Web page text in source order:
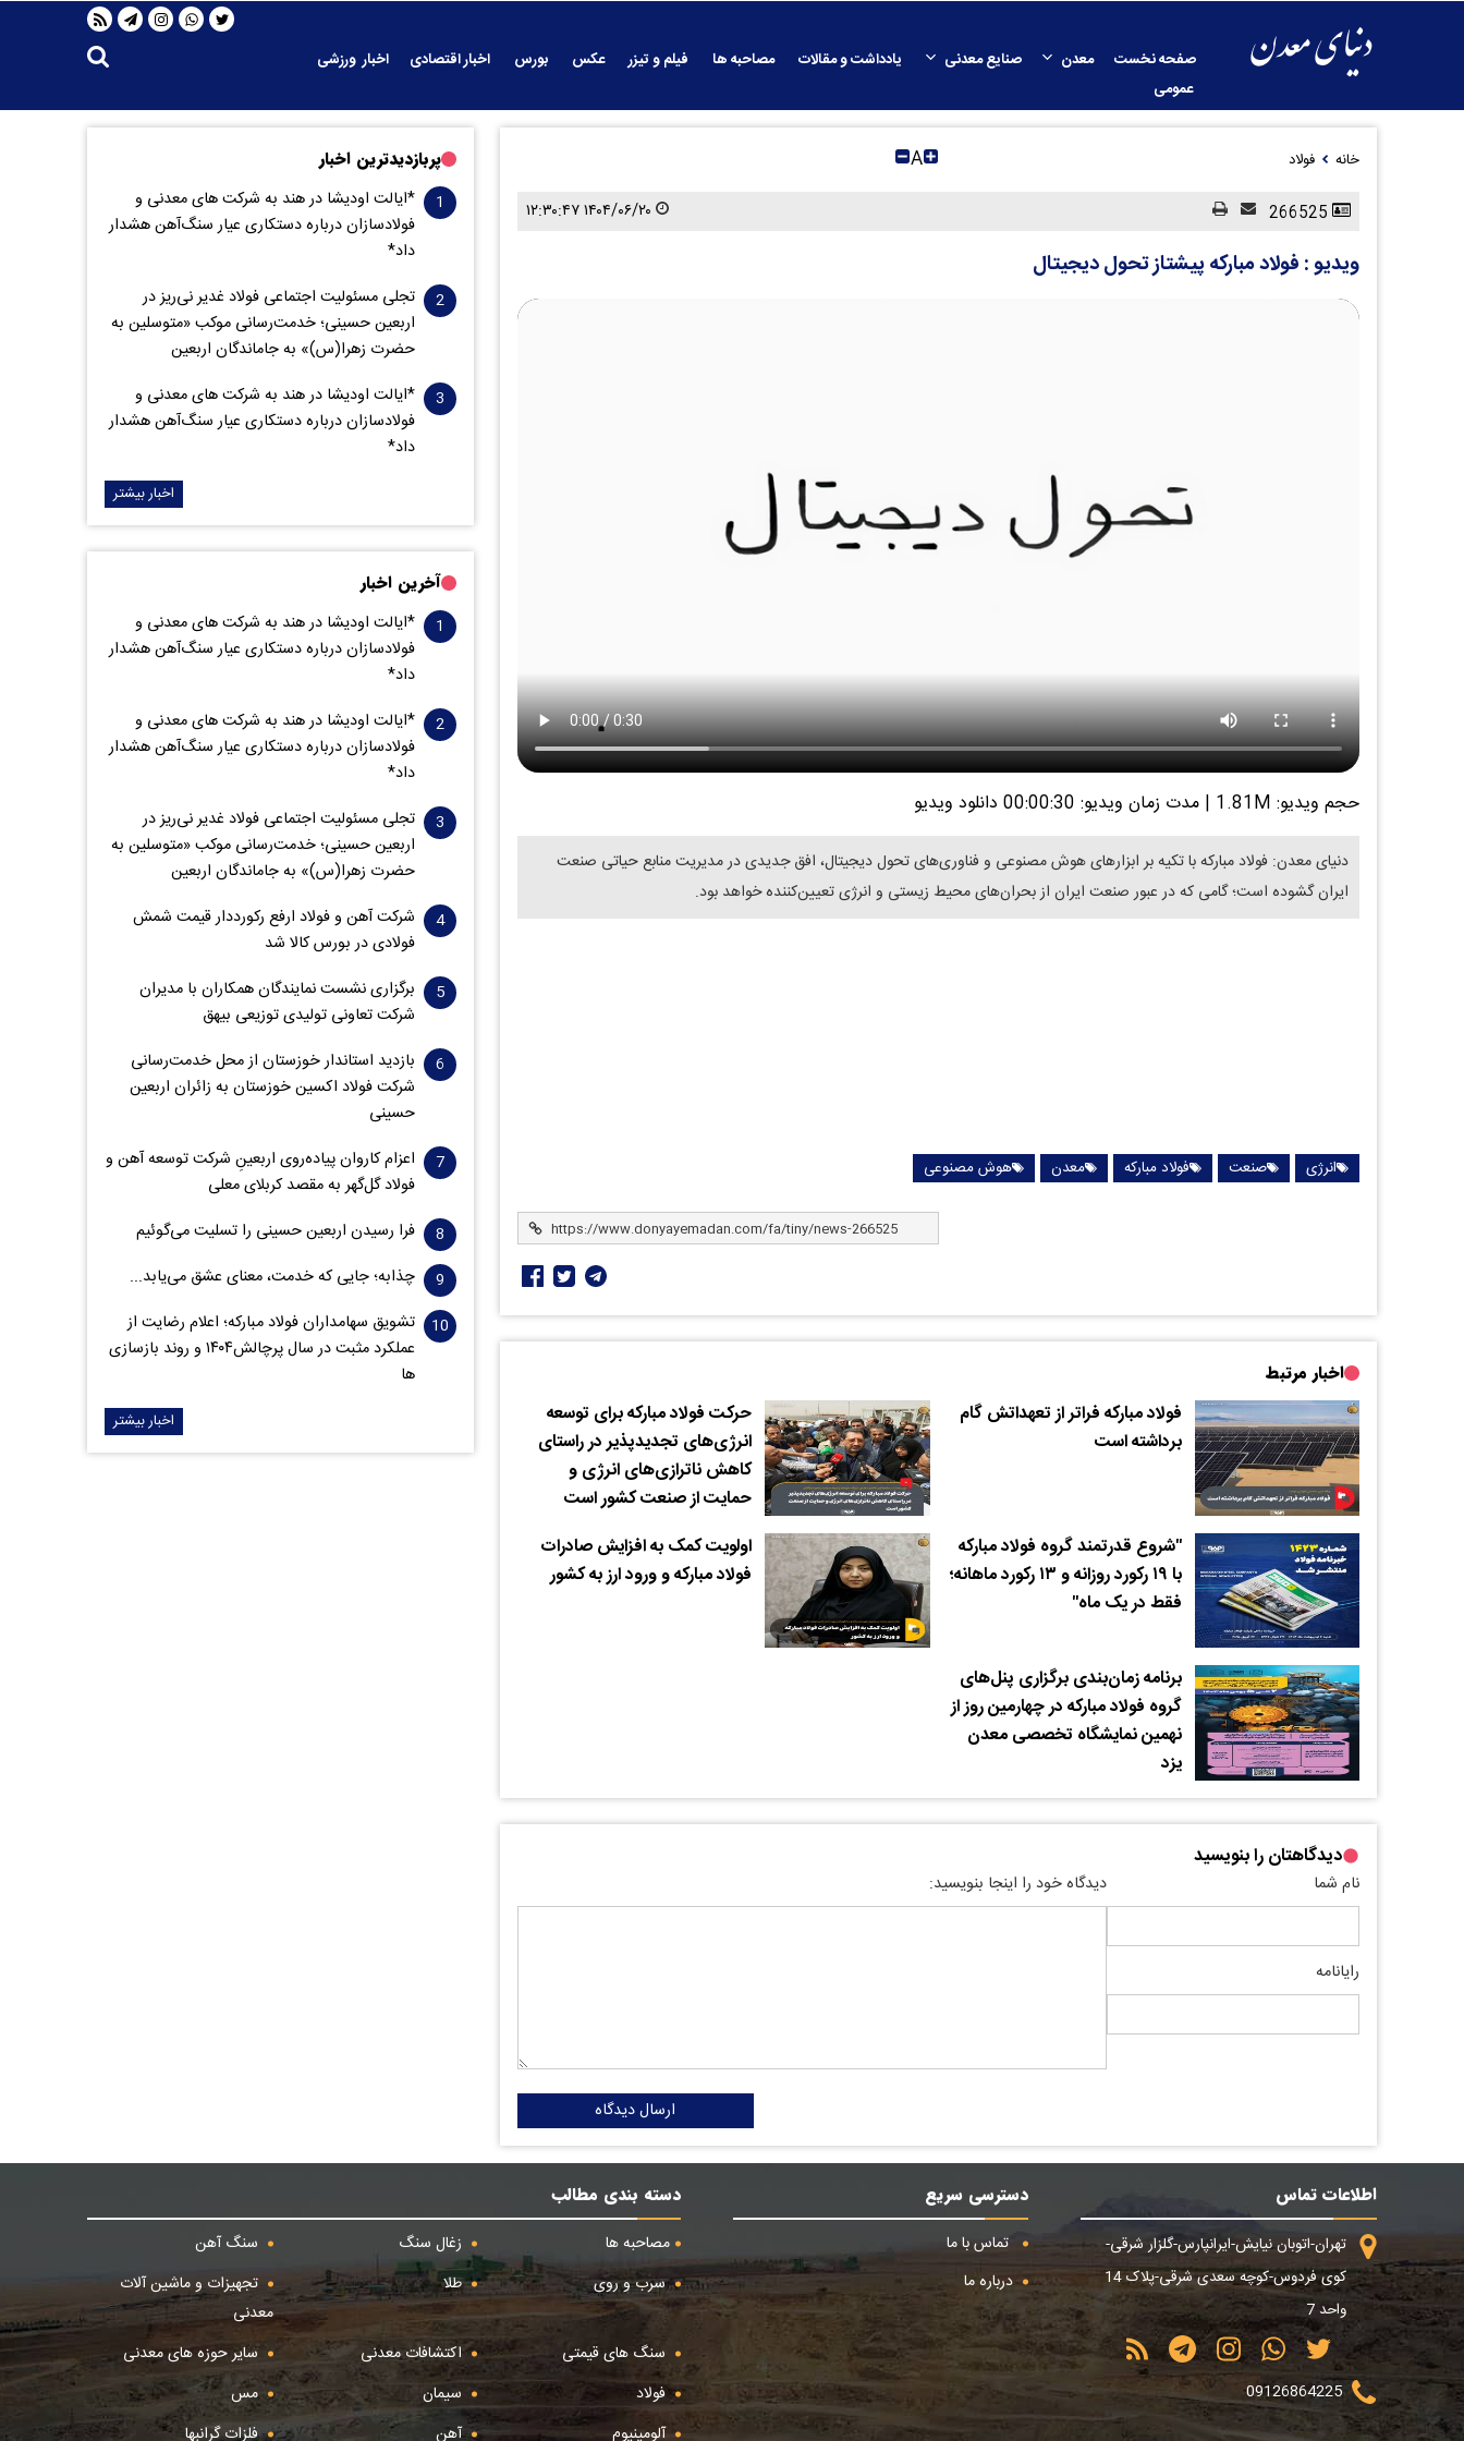
صفحه نخست معدن صنایع معدنی یادداشت و مقالات مصاحبه ها فیلم و تیزر عکس بورس اخبار اقتصادی
اخبار ورزشی
عمومی
خانه فولاد A
۱۴۰۴/۰۶/۲۰ ۱۲:۳۰:۴۷
ویدیو : فولاد مبارکه پیشتاز تحول دیجیتال
حجم ویدیو: 1.81M | مدت زمان ویدیو: 00:00:30 دانلود ویدیو
دنیای معدن: فولاد مبارکه با تکیه بر ابزارهای هوش مصنوعی و فناوری‌های تحول دیجیتال، افق جدیدی در مدیریت منابع حیاتی صنعت
ایران گشوده است؛ گامی که در عبور صنعت ایران از بحران‌های محیط ‌زیستی و انرژی تعیین‌کننده خواهد بود.
انرژی صنعت فولاد مبارکه معدن هوش مصنوعی
اخبار مرتبط
فولاد مبارکه فراتر از تعهداتش گام
برداشته است
حرکت فولاد مبارکه برای توسعه
انرژی‌های تجدیدپذیر در راستای
کاهش ناترازی‌های انرژی و
حمایت از صنعت کشور است
"شروع قدرتمند گروه فولاد مبارکه
با ۱۹ رکورد روزانه و ۱۳ رکورد ماهانه؛
فقط در یک ماه"
اولویت کمک به افزایش صادرات
فولاد مبارکه و ورود ارز به کشور
برنامه زمان‌بندی برگزاری پنل‌های
گروه فولاد مبارکه در چهارمین روز از
نهمین نمایشگاه تخصصی معدن
یزد
دیدگاهتان را بنویسید
نام شما
رایانامه
دیدگاه خود را اینجا بنویسید:
ارسال دیدگاه
پربازدیدترین اخبار
*ایالت اودیشا در هند به شرکت های معدنی و
فولادسازان درباره دستکاری عیار سنگ‌آهن هشدار
داد*
تجلی مسئولیت اجتماعی فولاد غدیر نی‌ریز در
اربعین حسینی؛ خدمت‌رسانی موکب «متوسلین به
حضرت زهرا(س)» به جاماندگان اربعین
*ایالت اودیشا در هند به شرکت های معدنی و
فولادسازان درباره دستکاری عیار سنگ‌آهن هشدار
داد*
اخبار بیشتر
آخرین اخبار
*ایالت اودیشا در هند به شرکت های معدنی و
فولادسازان درباره دستکاری عیار سنگ‌آهن هشدار
داد*
*ایالت اودیشا در هند به شرکت های معدنی و
فولادسازان درباره دستکاری عیار سنگ‌آهن هشدار
داد*
تجلی مسئولیت اجتماعی فولاد غدیر نی‌ریز در
اربعین حسینی؛ خدمت‌رسانی موکب «متوسلین به
حضرت زهرا(س)» به جاماندگان اربعین
شرکت آهن و فولاد ارفع رکورددار قیمت شمش
فولادی در بورس کالا شد
برگزاری نشست نمایندگان همکاران با مدیران
شرکت تعاونی تولیدی توزیعی بیهق
بازدید استاندار خوزستان از محل خدمت‌رسانی
شرکت فولاد اکسین خوزستان به زائران اربعین
حسینی
اعزام کاروان پیاده‌روی اربعینِ شرکت توسعه آهن و
فولاد گل‌گهر به مقصد کربلای معلی
فرا رسیدن اربعین حسینی را تسلیت می‌گوئیم
چذابه؛ جایی که خدمت، معنای عشق می‌یابد...
تشویق سهامداران فولاد مبارکه؛ اعلام رضایت از
عملکرد مثبت در سال پرچالش۱۴۰۴ و روند بازسازی
ها
اخبار بیشتر
اطلاعات تماس
تهران-اتوبان نیایش-ایرانپارس-گلزار شرقی-
کوی فردوس-کوچه سعدی شرقی-پلاک 14
واحد 7
09126864225
دسترسی سریع
تماس با ما
درباره ما
دسته بندی مطالب
مصاحبه ها
زغال سنگ
سنگ آهن
سرب و روی
طلا
تجهیزات و ماشین آلات
معدنی
سنگ های قیمتی
اکتشافات معدنی
سایر حوزه های معدنی
فولاد
سیمان
مس
آلومینیوم
آهن فلزات گرانبها